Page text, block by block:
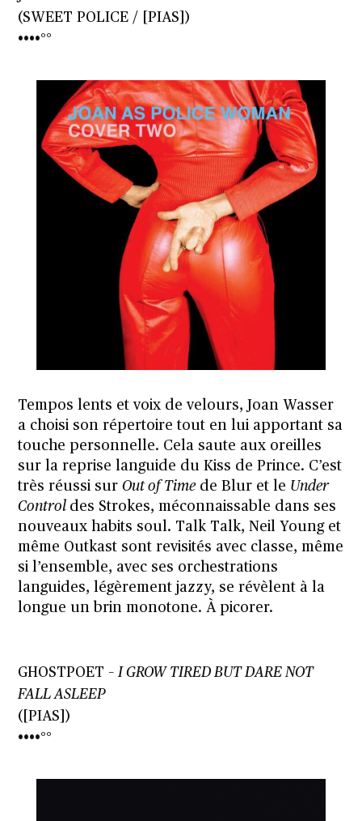
(SWEET POLICE / [PIAS])
••••°°
Tempos lents et voix de velours, Joan Wasser
a choisi son répertoire tout en lui apportant sa
touche personnelle. Cela saute aux oreilles
sur la reprise languide du Kiss de Prince. C’est
très réussi surOut of Timede Blur et le Under
Control des Strokes, méconnaissable dans ses
nouveaux habits soul. Talk Talk, Neil Young et
même Outkast sont revisités avec classe, même
si l’ensemble, avec ses orchestrations
languides, légèrement jazzy, se révèlent à la
longue un brin monotone. À picorer.
GHOSTPOET –I GROW TIRED BUT DARE NOT
FALL ASLEEP
([PIAS])
••••°°